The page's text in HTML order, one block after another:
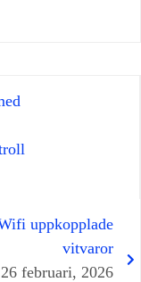
uppkopplade
vitvaror
26 februari, 2026